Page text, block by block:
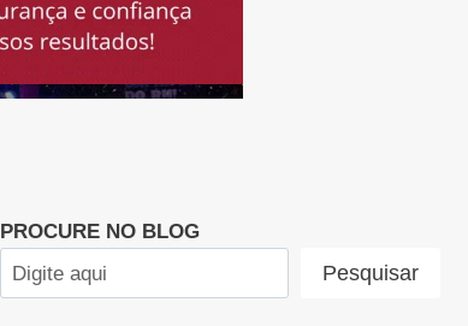
PROCURE NO BLOG
Pesquisar